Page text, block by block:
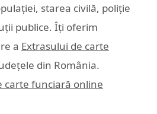
starea civilă, poliție
publice. Îți oferim
a Extrasului de carte
din România.
carte funciară online